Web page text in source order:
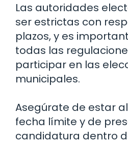
Las autoridades
ser estrictas con
plazos, y es
todas las
participar en las
municipales.
Asegúrate de estar
fecha límite y de
candidatura dentro